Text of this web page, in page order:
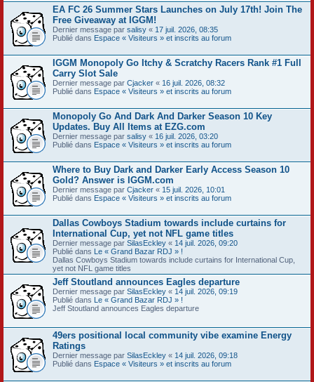
EA FC 26 Summer Stars Launches on July 17th! Join The
Free Giveaway at IGGM!
Dernier message par salisy « 17 juil. 2026, 08:35
Publié dans Espace « Visiteurs » et inscrits au forum
IGGM Monopoly Go Itchy & Scratchy Racers Rank #1 Full
Carry Slot Sale
Dernier message par Cjacker « 16 juil. 2026, 08:32
Publié dans Espace « Visiteurs » et inscrits au forum
Monopoly Go And Dark And Darker Season 10 Key
Updates. Buy All Items at EZG.com
Dernier message par salisy « 16 juil. 2026, 03:20
Publié dans Espace « Visiteurs » et inscrits au forum
Where to Buy Dark and Darker Early Access Season 10
Gold? Answer is IGGM.com
Dernier message par Cjacker « 15 juil. 2026, 10:01
Publié dans Espace « Visiteurs » et inscrits au forum
Dallas Cowboys Stadium towards include curtains for
International Cup, yet not NFL game titles
Dernier message par SilasEckley « 14 juil. 2026, 09:20
Publié dans Le « Grand Bazar RDJ » !
Dallas Cowboys Stadium towards include curtains for International Cup,
yet not NFL game titles
Jeff Stoutland announces Eagles departure
Dernier message par SilasEckley « 14 juil. 2026, 09:19
Publié dans Le « Grand Bazar RDJ » !
Jeff Stoutland announces Eagles departure
49ers positional local community vibe examine Energy
Ratings
Dernier message par SilasEckley « 14 juil. 2026, 09:18
Publié dans Espace « Visiteurs » et inscrits au forum